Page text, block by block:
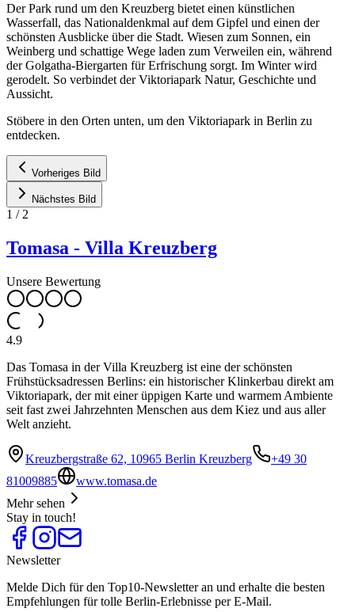
Der Park rund um den Kreuzberg bietet einen künstlichen
Wasserfall, das Nationaldenkmal auf dem Gipfel und einen der
schönsten Ausblicke über die Stadt. Wiesen zum Sonnen, ein
Weinberg und schattige Wege laden zum Verweilen ein, während
der Golgatha-Biergarten für Erfrischung sorgt. Im Winter wird
gerodelt. So verbindet der Viktoriapark Natur, Geschichte und
Aussicht.
Stöbere in den Orten unten, um den Viktoriapark in Berlin zu
entdecken.
Vorheriges Bild
Nächstes Bild
1 / 2
Tomasa - Villa Kreuzberg
Unsere Bewertung
4.9
Das Tomasa in der Villa Kreuzberg ist eine der schönsten
Frühstücksadressen Berlins: ein historischer Klinkerbau direkt am
Viktoriapark, der mit einer üppigen Karte und warmem Ambiente
seit fast zwei Jahrzehnten Menschen aus dem Kiez und aus aller
Welt anzieht.
Kreuzbergstraße 62, 10965 Berlin Kreuzberg
+49 30
81009885
www.tomasa.de
Mehr sehen
Stay in touch!
Newsletter
Melde Dich für den Top10-Newsletter an und erhalte die besten
Empfehlungen für tolle Berlin-Erlebnisse per E-Mail.